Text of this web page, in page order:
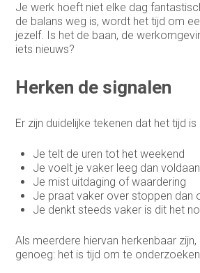
Je werk hoeft niet elke dag
de balans weg is, wordt het tijd om
jezelf. Is het de baan, de
iets nieuws?
Herken de signalen
Er zijn duidelijke tekenen dat het tijd
Je telt de uren tot het weekend
Je voelt je vaker leeg dan voldaan
Je mist uitdaging of waardering
Je praat vaker over stoppen dan
Je denkt steeds vaker is dit het
Als meerdere hiervan herkenbaar
genoeg: het is tijd om te